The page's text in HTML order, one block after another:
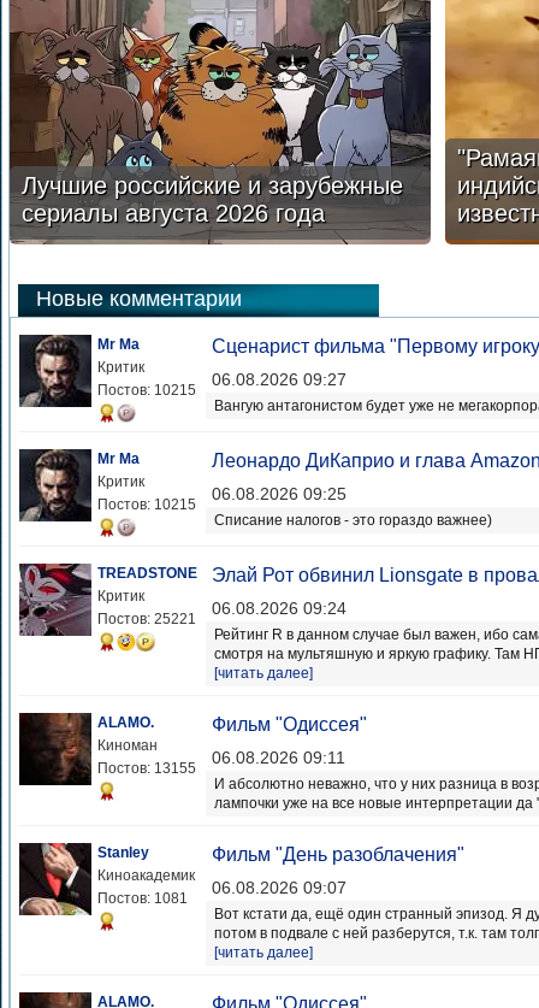
Лучшие российские и зарубежные
сериалы августа 2026 года
Новые комментарии
Mr Ma
Критик
Постов: 10215
Сценарист фильма "Первому
06.08.2026 09:27
Вангую антагонистом будет уже не
Mr Ma
Критик
Постов: 10215
Леонардо ДиКаприо и глава
06.08.2026 09:25
Списание налогов - это гораздо важнее)
TREADSTONE
Критик
Постов: 25221
Элай Рот обвинил Lionsgate в
06.08.2026 09:24
Рейтинг R в данном случае был важен, ибо
смотря на мультяшную и яркую графику. Там
[читать далее]
ALAMO.
Киноман
Постов: 13155
Фильм "Одиссея"
06.08.2026 09:11
И абсолютно неважно, что у них разница в
лампочки уже на все новые интерпретации да
Stanley
Киноакадемик
Постов: 1081
Фильм "День разоблачения"
06.08.2026 09:07
Вот кстати да, ещё один странный эпизод. Я
потом в подвале с ней разберутся, т.к. там
[читать далее]
ALAMO. Фильм "Одиссея"